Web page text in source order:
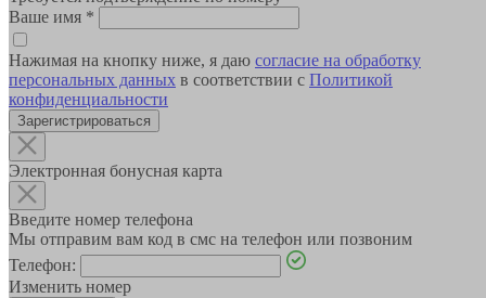
Ваше имя *
Нажимая на кнопку ниже, я даю согласие на обработку
персональных данных в соответствии с Политикой
конфиденциальности
Зарегистрироваться
Электронная бонусная карта
Введите номер телефона
Мы отправим вам код в смс на телефон или позвоним
Телефон:
Изменить номер